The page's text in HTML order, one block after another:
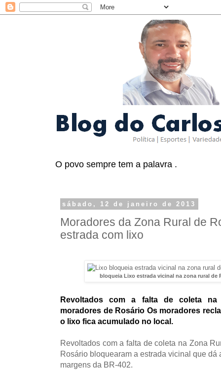
O povo sempre tem a palavra .
sábado, 12 de janeiro de 2013
Moradores da Zona Rural de
estrada com lixo
bloqueia Lixo estrada vicinal na zona rural de
Revoltados com a falta de coleta
moradores de Rosário Os moradores
o lixo fica acumulado no local.
Revoltados com a falta de coleta na Zona
Rosário bloquearam a estrada vicinal que dá
margens da BR-402.